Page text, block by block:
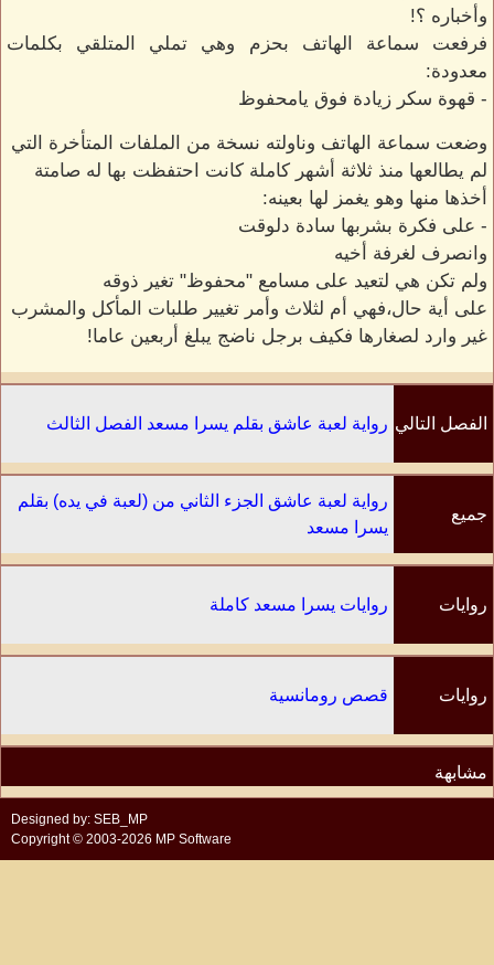
وأخباره ؟!
فرفعت سماعة الهاتف بحزم وهي تملي المتلقي بكلمات
معدودة:
- قهوة سكر زيادة فوق يامحفوظ
وضعت سماعة الهاتف وناولته نسخة من الملفات المتأخرة التي
لم يطالعها منذ ثلاثة أشهر كاملة كانت احتفظت بها له صامتة
أخذها منها وهو يغمز لها بعينه:
- على فكرة بشربها سادة دلوقت
وانصرف لغرفة أخيه
ولم تكن هي لتعيد على مسامع "محفوظ" تغير ذوقه
على أية حال،فهي أم لثلاث وأمر تغيير طلبات المأكل والمشرب
غير وارد لصغارها فكيف برجل ناضج يبلغ أربعين عاما!
الفصل التالي رواية لعبة عاشق بقلم يسرا مسعد الفصل الثالث
جميع
رواية لعبة عاشق الجزء الثاني من (لعبة في يده) بقلم
يسرا مسعد
روايات روايات يسرا مسعد كاملة
روايات
مشابهة
قصص رومانسية
Designed by: SEB_MP
Copyright © 2003-2026 MP Software